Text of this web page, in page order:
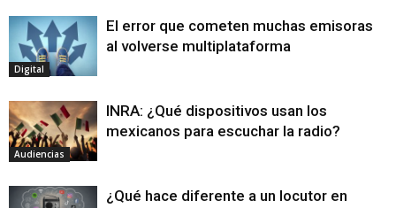
Digital
El error que cometen muchas emisoras
al volverse multiplataforma
Audiencias
INRA: ¿Qué dispositivos usan los
mexicanos para escuchar la radio?
¿Qué hace diferente a un locutor en